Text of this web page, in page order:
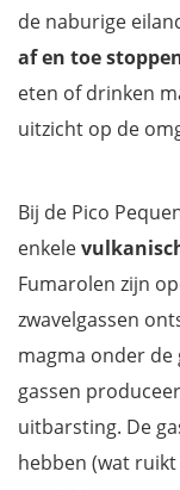
de naburige
af en toe
eten of drinken
uitzicht op de
Bij de Pico
enkele
Fumarolen zijn
zwavelgassen
magma onder
gassen
uitbarsting. De
hebben (wat